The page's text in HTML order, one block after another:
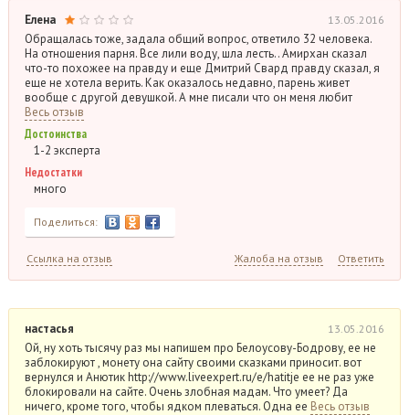
Елена 13.05.2016
Обращалась тоже, задала общий вопрос, ответило 32 человека.
На отношения парня. Все лили воду, шла лесть.. Амирхан сказал
что-то похожее на правду и еще Дмитрий Свард правду сказал, я
еще не хотела верить. Как оказалось недавно, парень живет
вообще с другой девушкой. А мне писали что он меня любит
Весь отзыв
Достоинства
1-2 эксперта
Недостатки
много
Поделиться:
Ссылка на отзыв Жалоба на отзыв Ответить
настасья 13.05.2016
Ой, ну хоть тысячу раз мы напишем про Белоусову-Бодрову, ее не
заблокируют , монету она сайту своими сказками приносит. вот
вернулся и Анютик http://www.liveexpert.ru/e/hatitje ее не раз уже
блокировали на сайте. Очень злобная мадам. Что умеет? Да
ничего, кроме того, чтобы ядком плеваться. Одна ее Весь отзыв